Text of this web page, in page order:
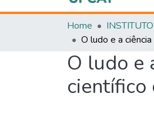
Home
O ludo e
científico